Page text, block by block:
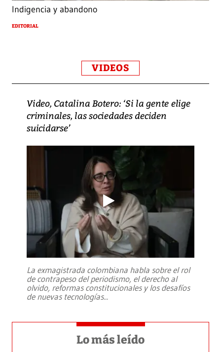
Indigencia y abandono
EDITORIAL
VIDEOS
Video, Catalina Botero: ‘Si la gente elige
criminales, las sociedades deciden
suicidarse’
La exmagistrada colombiana habla sobre el rol
de contrapeso del periodismo, el derecho al
olvido, reformas constitucionales y los desafíos
de nuevas tecnologías...
Lo más leído